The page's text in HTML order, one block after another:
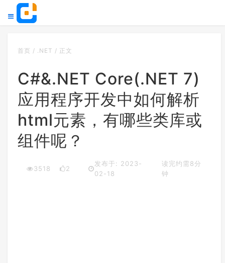
首页 / .NET / 正文
C#&.NET Core(.NET 7)
应用程序开发中如何解析
html元素，有哪些类库或
组件呢？
3518 2
发布于: 2023-
02-18
读完约需8分
钟